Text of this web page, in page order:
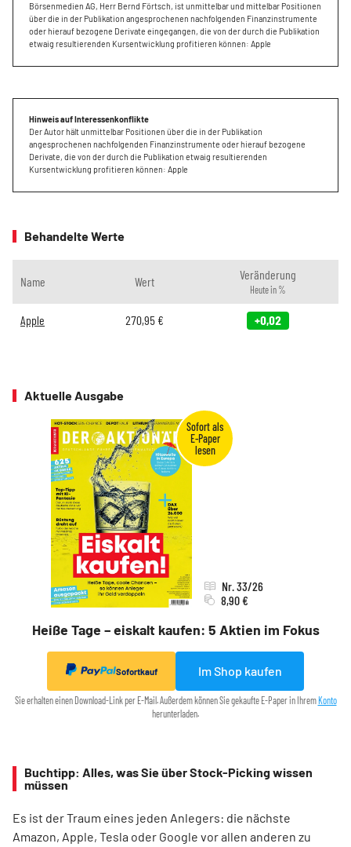
Börsenmedien AG, Herr Bernd Förtsch, ist unmittelbar und mittelbar Positionen
über die in der Publikation angesprochenen nachfolgenden Finanzinstrumente
oder hierauf bezogene Derivate eingegangen, die von der durch die Publikation
etwaig resultierenden Kursentwicklung profitieren können: Apple
Hinweis auf Interessenkonflikte
Der Autor hält unmittelbar Positionen über die in der Publikation
angesprochenen nachfolgenden Finanzinstrumente oder hierauf bezogene
Derivate, die von der durch die Publikation etwaig resultierenden
Kursentwicklung profitieren können: Apple
Behandelte Werte
Name Wert Veränderung
Heute in %
Apple 270,95 € +0,02
Aktuelle Ausgabe
Heiße Tage – eiskalt kaufen: 5 Aktien im Fokus
Nr. 33/26
8,90 €
Sofortkauf Im Shop kaufen
Sie erhalten einen Download-Link per E-Mail. Außerdem können Sie gekaufte E-Paper in Ihrem Konto
herunterladen.
Buchtipp: Alles, was Sie über Stock-Picking wissen
müssen
Es ist der Traum eines jeden Anlegers: die nächste
Amazon, Apple, Tesla oder Google vor allen anderen zu